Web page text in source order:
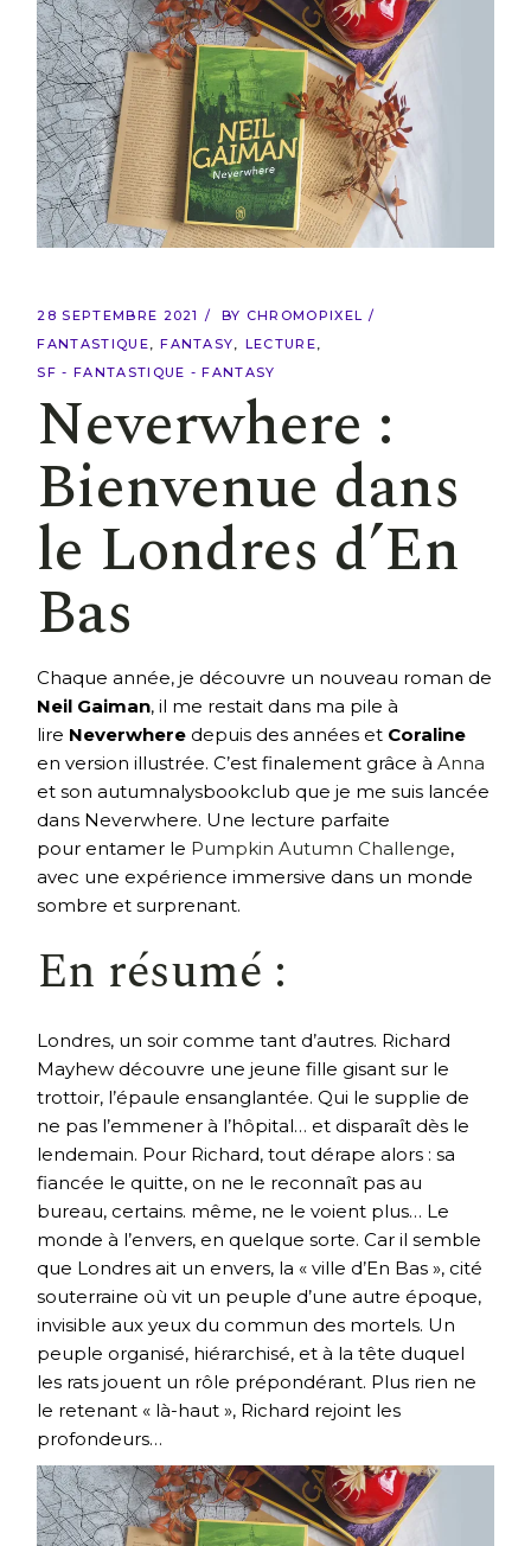
28 SEPTEMBRE 2021 BY CHROMOPIXEL
FANTASTIQUE
FANTASY
LECTURE
SF - FANTASTIQUE - FANTASY
Neverwhere :
Bienvenue dans
le Londres d’En
Bas
Chaque année, je découvre un nouveau roman de
Neil Gaiman, il me restait dans ma pile à
lire Neverwhere depuis des années et Coraline
en version illustrée. C’est finalement grâce àAnna
et son autumnalysbookclub que je me suis lancée
dans Neverwhere. Une lecture parfaite
pour entamer le Pumpkin Autumn Challenge,
avec une expérience immersive dans un monde
sombre et surprenant.
En résumé :
Londres, un soir comme tant d’autres. Richard
Mayhew découvre une jeune fille gisant sur le
trottoir, l’épaule ensanglantée. Qui le supplie de
ne pas l’emmener à l’hôpital… et disparaît dès le
lendemain. Pour Richard, tout dérape alors : sa
fiancée le quitte, on ne le reconnaît pas au
bureau, certains. même, ne le voient plus… Le
monde à l’envers, en quelque sorte. Car il semble
que Londres ait un envers, la « ville d’En Bas », cité
souterraine où vit un peuple d’une autre époque,
invisible aux yeux du commun des mortels. Un
peuple organisé, hiérarchisé, et à la tête duquel
les rats jouent un rôle prépondérant. Plus rien ne
le retenant « là-haut », Richard rejoint les
profondeurs…